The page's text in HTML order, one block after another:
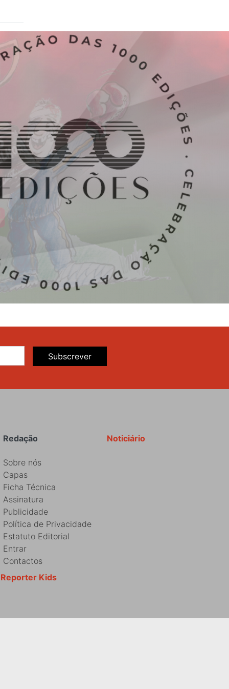
Subscrever
Noticiário
Redação
Sobre nós
Capas
Ficha Técnica
Assinatura
Publicidade
Política de Privacidade
Estatuto Editorial
Entrar
Contactos
Reporter Kids